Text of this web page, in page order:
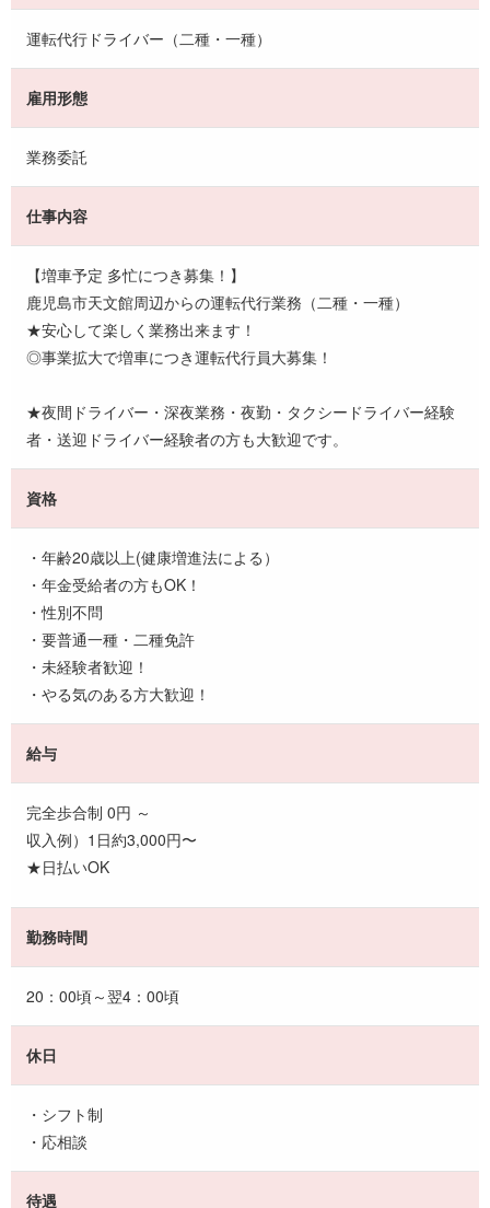
運転代行ドライバー（二種・一種）
雇用形態
業務委託
仕事内容
【増車予定 多忙につき募集！】
鹿児島市天文館周辺からの運転代行業務（二種・一種）
★安心して楽しく業務出来ます！
◎事業拡大で増車につき運転代行員大募集！
★夜間ドライバー・深夜業務・夜勤・タクシードライバー経験
者・送迎ドライバー経験者の方も大歓迎です。
資格
・年齢20歳以上(健康増進法による）
・年金受給者の方もOK！
・性別不問
・要普通一種・二種免許
・未経験者歓迎！
・やる気のある方大歓迎！
給与
完全歩合制 0円 ～
収入例）1日約3,000円〜
★日払いOK
勤務時間
20：00頃～翌4：00頃
休日
・シフト制
・応相談
待遇